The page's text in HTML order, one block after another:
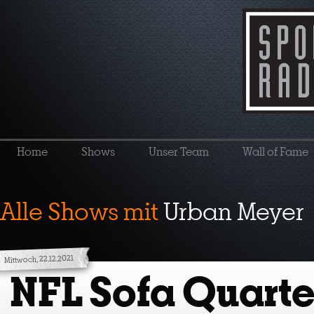
Home Shows Unser Team Wall of Fame
Alle Shows mitUrban Meyer
Mittwoch, 22.12.2021
NFL Sofa